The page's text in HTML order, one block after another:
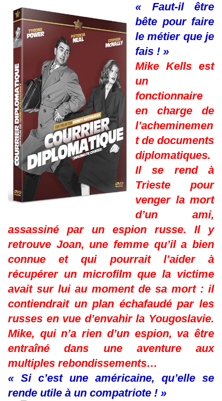
« Faut-il être
bête pour faire
le métier que je
fais ! »
Mike Kells est
un
fonctionnaire
en charge de
l’acheminemen
t de documents
diplomatiques.
Il se rend à
Trieste pour
venger la mort
d’un ami,
assassiné par un espion russe. Il y
retrouve Joan, une femme qu’il a bien
connue et qui pourrait l’aider à
récupérer un microfilm que la victime
avait sur lui au moment de sa mort : il
contiendrait un plan échafaudé par les
russes en vue d’envahir la Yougoslavie.
Mike, qui n’a rien d’un espion, va être
entraîné dans une aventure aux
multiples rebondissements…
« Si c’est une américaine, qu’elle se
rende utile à un compatriote ! »